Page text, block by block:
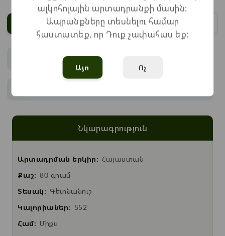
Ավելացնել
Վճարում
Նկարագրություն
Արտադրման երկիր: Հայաստան
Քաշ: 80 գրամ
Տեսակ: Գետնանուշ
Կալորիաներ: 552
Համ: Միքս
ալկոհոլային արտադրանքի մասին:
Ապրանքները տեսնելու համար
հաստատեք, որ Դուք չափահաս եք:
Այո Ոչ